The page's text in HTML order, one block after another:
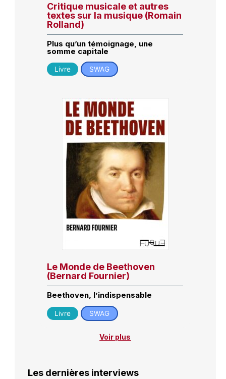
Critique musicale et autres
textes sur la musique (Romain
Rolland)
Plus qu’un témoignage, une
somme capitale
Livre SWAG
Le Monde de Beethoven
(Bernard Fournier)
Beethoven, l’indispensable
Livre SWAG
Voir plus
Les dernières interviews